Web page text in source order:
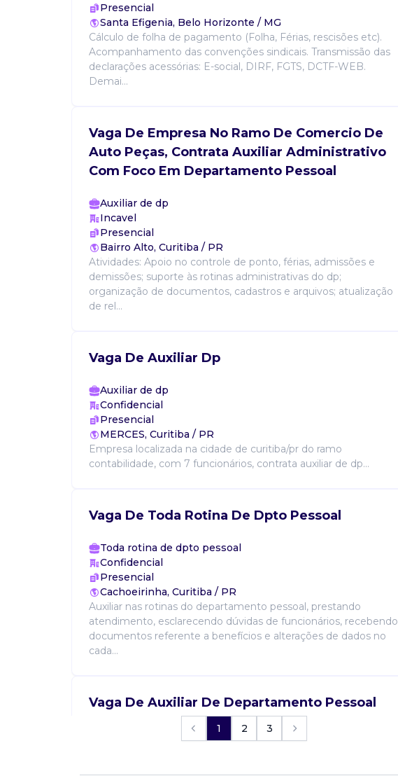
Presencial
Santa Efigenia, Belo Horizonte / MG
Cálculo de folha de pagamento (Folha, Férias, rescisões etc).
Acompanhamento das convenções sindicais. Transmissão das
declarações acessórias: E-social, DIRF, FGTS, DCTF-WEB.
Demai...
Vaga De Empresa No Ramo De Comercio De
Auto Peças, Contrata Auxiliar Administrativo
Com Foco Em Departamento Pessoal
Auxiliar de dp
Incavel
Presencial
Bairro Alto, Curitiba / PR
Atividades: Apoio no controle de ponto, férias, admissões e
demissões; suporte às rotinas administrativas do dp;
organização de documentos, cadastros e arquivos; atualização
de rel...
Vaga De Auxiliar Dp
Auxiliar de dp
Confidencial
Presencial
MERCES, Curitiba / PR
Empresa localizada na cidade de curitiba/pr do ramo
contabilidade, com 7 funcionários, contrata auxiliar de dp...
Vaga De Toda Rotina De Dpto Pessoal
Toda rotina de dpto pessoal
Confidencial
Presencial
Cachoeirinha, Curitiba / PR
Auxiliar nas rotinas do departamento pessoal, prestando
atendimento, esclarecendo dúvidas de funcionários, recebendo
documentos referente a benefícios e alterações de dados no
cada...
Vaga De Auxiliar De Departamento Pessoal
Campo de Santana, Curitiba / PR
1 2 3